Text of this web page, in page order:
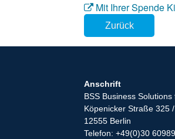
Mit Ihrer Spende
Zurück
Anschrift
BSS Business
Köpenicker Straße 325
12555 Berlin
Telefon: +49(0)30